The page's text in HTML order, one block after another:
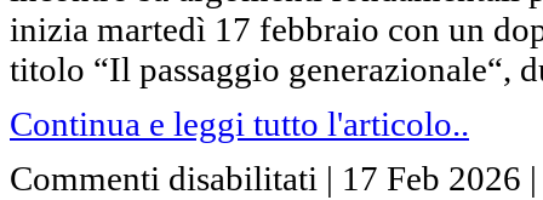
inizia martedì 17 febbraio con un
titolo “Il passaggio generazionale“,
Continua e leggi tutto l'articolo..
Commenti disabilitati su| 17 Feb 2026